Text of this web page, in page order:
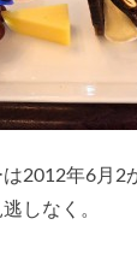
2012年6月2
しなく。